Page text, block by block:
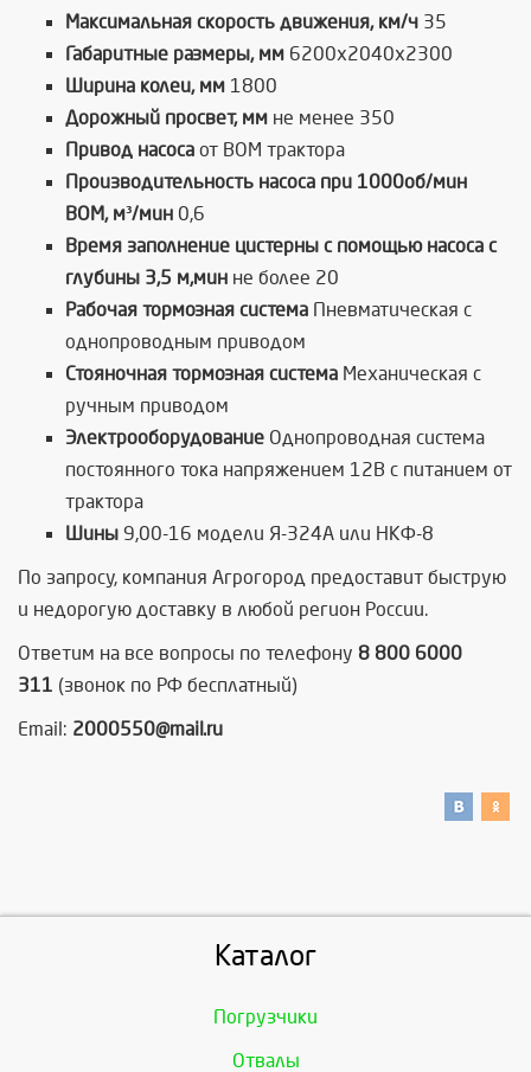
Максимальная скорость движения, км/ч 35
Габаритные размеры, мм 6200x2040x2300
Ширина колеи, мм 1800
Дорожный просвет, мм не менее 350
Привод насоса от ВОМ трактора
Производительность насоса при 1000об/мин
ВОМ, м³/мин 0,6
Время заполнение цистерны с помощью насоса с
глубины 3,5 м,мин не более 20
Рабочая тормозная система Пневматическая с
однопроводным приводом
Стояночная тормозная система Механическая с
ручным приводом
Электрооборудование Однопроводная система
постоянного тока напряжением 12В с питанием от
трактора
Шины 9,00-16 модели Я-324А или НКФ-8
По запросу, компания Агрогород предоставит быструю
и недорогую доставку в любой регион России.
Ответим на все вопросы по телефону 8 800 6000
311 (звонок по РФ бесплатный)
Email: 2000550@mail.ru
Каталог
Погрузчики
Отвалы